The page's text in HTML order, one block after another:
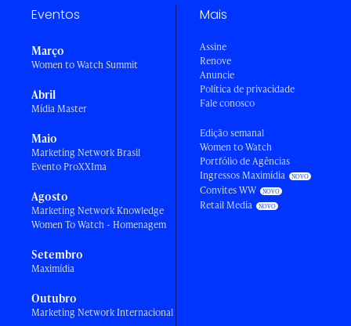
Eventos
Março
Women to Watch Summit
Abril
Mídia Master
Maio
Marketing Network Brasil
Evento ProXXIma
Agosto
Marketing Network Knowledge
Women To Watch - Homenagem
Setembro
Maximídia
Outubro
Marketing Network Internacional
Mais
Assine
Renove
Anuncie
Política de privacidade
Fale conosco
Edição semanal
Women to Watch
Portfólio de Agências
Ingressos Maximídia
Convites WW
Retail Media